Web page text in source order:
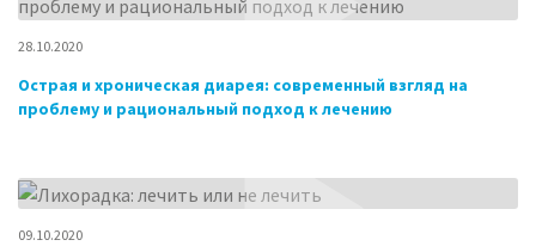
28.10.2020
Острая и хроническая диарея: современный взгляд на
проблему и рациональный подход к лечению
09.10.2020